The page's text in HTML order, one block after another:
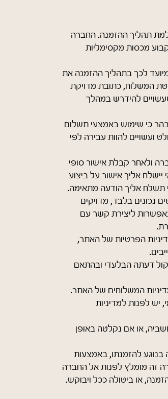
תהליך ההזמנה. החברה
מכסות מקסימליות
לכך בתהליך ההזמנה את
המשלוח, כתובת מדויקת
להידרש במהלך
כי שימוש באמצעי תשלום
ועשויים להוות עבירה לפי
ולאחר קבלת אישור סופי
אליך אישור על ביצוע
אליך הודעה מתאימה.
נכונים בלבד, מדויקים
ליצירת קשר עם
הפרטיות של האתר,
דעתה הבלעדי ובהתאם
המשלוחים של האתר.
יש לפנות למדיניות
או אם נקלטה באופן
להזמנתו, באמצעות
זה מומלץ לפנות אל החברה
או ביטולה ככל ויבוקש.